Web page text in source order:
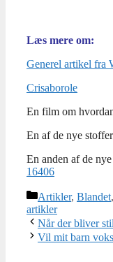
Læs mere om:
Generel artikel fra
Crisaborole
En film om
En af de nye stoffer
En anden af de
16406
Kategorier
Artikler, Blandet,
artikler
Når der bliver
Vil mit barn